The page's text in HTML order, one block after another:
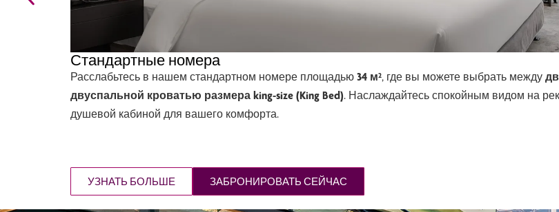
Стандартные номера
Расслабьтесь в нашем стандартном номере площадью 34 м², где вы можете выбрать между
двуспальной кроватью размера king-size (King Bed). Наслаждайтесь спокойным видом на
душевой кабиной для вашего комфорта.
УЗНАТЬ БОЛЬШЕ ЗАБРОНИРОВАТЬ СЕЙЧАС